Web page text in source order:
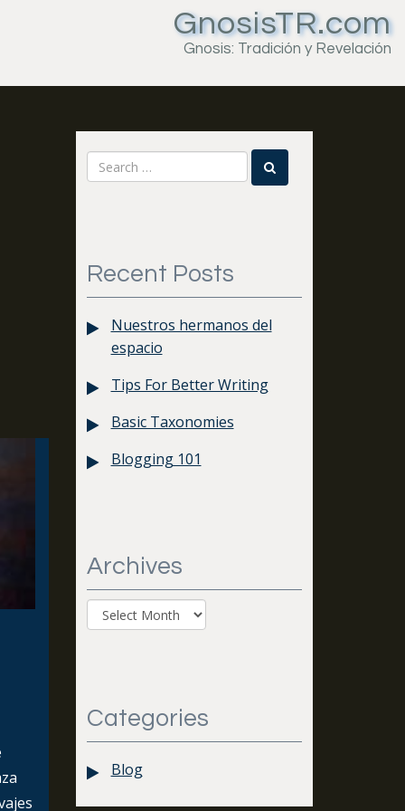
GnosisTR.com
Gnosis: Tradición y Revelación
Recent Posts
Nuestros hermanos del
espacio
Tips For Better Writing
Basic Taxonomies
Blogging 101
Archives
Archives
Categories
Blog